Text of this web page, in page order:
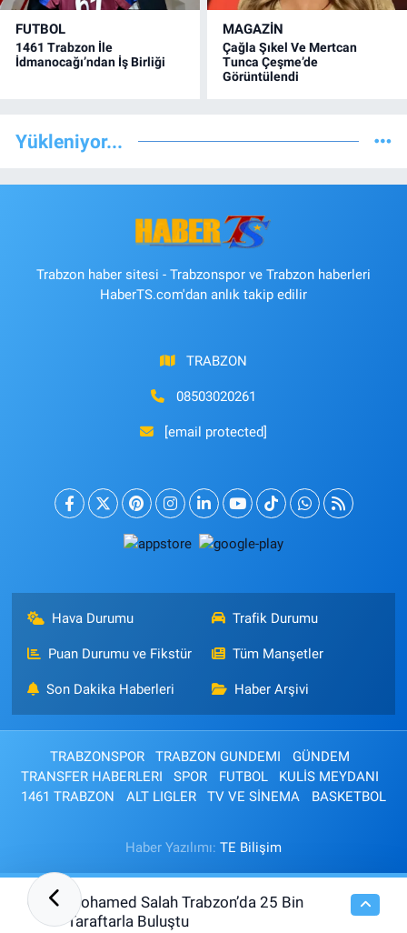
FUTBOL
1461 Trabzon İle
İdmanocağı’ndan İş Birliği
MAGAZİN
Çağla Şıkel Ve Mertcan
Tunca Çeşme’de
Görüntülendi
Yükleniyor...
Trabzon haber sitesi - Trabzonspor ve Trabzon haberleri
HaberTS.com'dan anlık takip edilir
TRABZON
08503020261
[email protected]
Hava Durumu Trafik Durumu
Puan Durumu ve Fikstür Tüm Manşetler
Son Dakika Haberleri Haber Arşivi
TRABZONSPOR TRABZON GUNDEMI
GÜNDEM
TRANSFER HABERLERI
SPOR FUTBOL
KULİS MEYDANI
1461 TRABZON
ALT LIGLER TV VE SİNEMA BASKETBOL
Haber Yazılımı: TE Bilişim
01:46
Mohamed Salah Trabzon’da 25 Bin
Taraftarla Buluştu